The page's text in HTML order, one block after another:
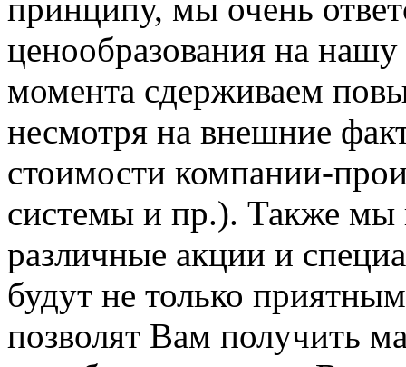
принципу, мы очень
ценообразования на
момента сдерживаем
несмотря на внешние
стоимости компании-
системы и пр.). Также мы
различные акции и
будут не только
позволят Вам получить